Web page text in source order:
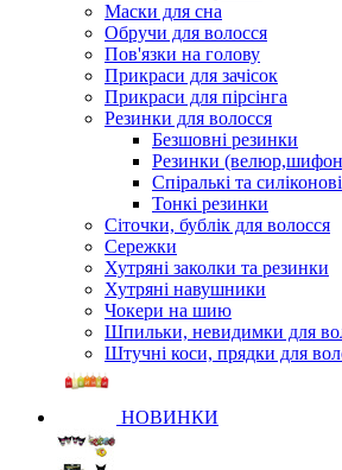
Маски для сна
Обручи для волосся
Пов'язки на голову
Прикраси для зачісок
Прикраси для пірсінга
Резинки для волосся
Безшовні резинки
Резинки
Спіралькі та
Тонкі резинки
Сіточки, бублік для волосся
Сережки
Хутряні заколки та резинки
Хутряні навушники
Чокери на шию
Шпильки, невидимки для
Штучні коси, прядки для
НОВИНКИ